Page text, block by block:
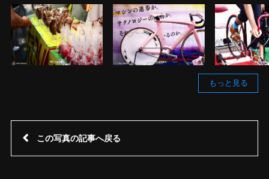
もっと見る
この写真の記事へ戻る